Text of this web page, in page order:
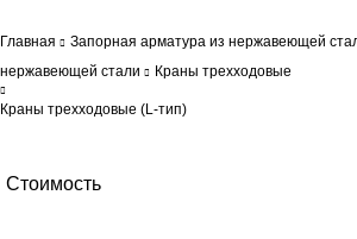
Главная Запорная арматура из нержавеющей
нержавеющей стали
Краны трехходовые
Краны трехходовые (L-тип)
Стоимость